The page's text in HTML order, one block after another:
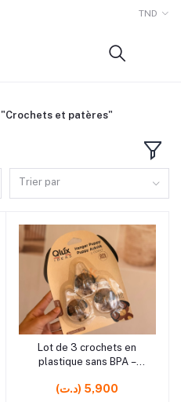
TND
"Crochets et patères"
Trier par
rrrrrr8
Ajouter au panier
Lot de 3 crochets en
plastique sans BPA –
cm
(د.ت) 5,900